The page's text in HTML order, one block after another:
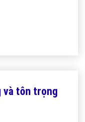
tôn trọng